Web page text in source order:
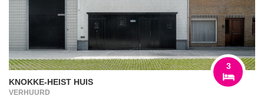
KNOKKE-HEIST HUIS
VERHUURD
3